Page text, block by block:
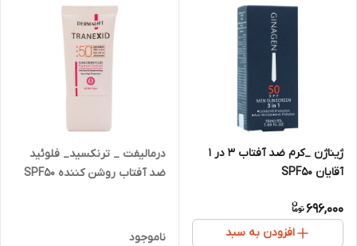
ژیناژن _کرم ضد آفتاب 3 در 1
آقایان SPF50
696,000
افزودن به سبد
درمالیفت _ ترنکسید_ فلوئید
ضد آفتاب روشن کننده SPF50
ناموجود